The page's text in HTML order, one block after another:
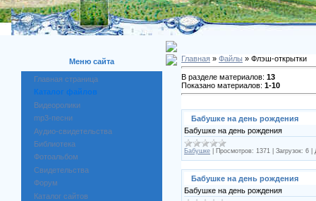
Меню сайта
Главная страница
Каталог файлов
Видеоролики
mp3-песни
Аудио-свидетельства
Библиотека
Фотоальбом
Свидетельства
Форум
Каталог сайтов
Главная » Файлы » Флэш-открытки
В разделе материалов: 13
Показано материалов: 1-10
Бабушке на день рождения
Бабушке на день рождения
Бабушке Просмотров: 1371 Загрузок: 6
Бабушке на день рождения
Бабушке на день рождения